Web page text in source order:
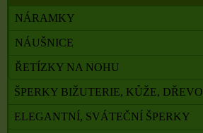
NÁRAMKY
NÁUŠNICE
ŘETÍZKY NA NOHU
ŠPERKY BIŽUTERIE, KŮŽE, DŘEVO
ELEGANTNÍ, SVÁTEČNÍ ŠPERKY